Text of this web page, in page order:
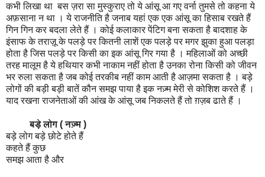
कभी लिखा था बस ज़रा सा मुस्कुराए तो ये आंसू आ गए वर्ना तुमसे तो कहना ये
अफ़साना न था । ये राजनीति है जनाब यहां एक एक आंसू का हिसाब रखते हैं
गिन गिन कर बदला लेते हैं । कोई कलाकार पेंटिग बना सकता है बादशाह के
इंसाफ के तराज़ू के पलड़े पर कितनी लाशें एक पलड़े पर मगर झुका हुआ पलड़ा
होता है जिस पलड़े पर किसी का इक आंसू गिर गया है । महिलाओं को अच्छी
तरह मालूम है ये हथियार कभी नाकाम नहीं होता है उनका रोना किसी को जीवन
भर रुला सकता है जब कोई तरकीब नहीं काम आती है आज़मा सकता है । बड़े
लोगों की बड़ी बड़ी बातें कौन समझ पाया है इक नज़्म मेरी से कोशिश करते हैं ।
याद रखना राजनेताओं की आंख के आंसू जब निकलते हैं तो ग़ज़ब ढाते हैं ।
बड़े लोग ( नज़्म )
बड़े लोग बड़े छोटे होते हैं
कहते हैं कुछ
समझ आता है और